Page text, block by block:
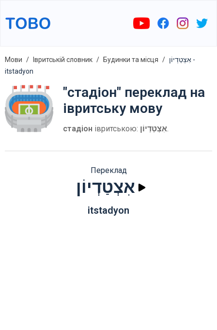
Мови Івритській словник Будинки та місця
אִצְטַדְיוֹן -
itstadyon
"стадіон" переклад на
івритську мову
стадіон івритською: אִצְטַדְיוֹן.
Переклад
אִצְטַדְיוֹן
itstadyon